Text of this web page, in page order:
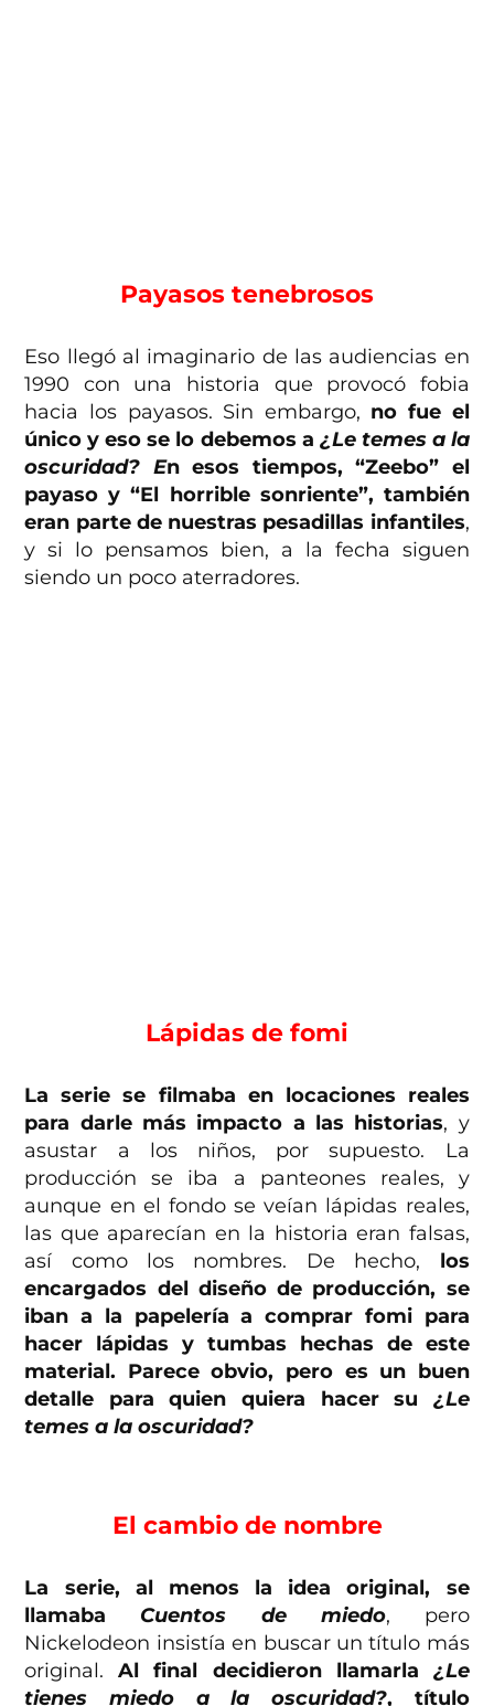
Payasos tenebrosos
Eso llegó al imaginario de las audiencias en
1990 con una historia que provocó fobia
hacia los payasos. Sin embargo, no fue el
único y eso se lo debemos a ¿Le temes a la
oscuridad? En esos tiempos, “Zeebo” el
payaso y “El horrible sonriente”, también
eran parte de nuestras pesadillas infantiles,
y si lo pensamos bien, a la fecha siguen
siendo un poco aterradores.
Lápidas de fomi
La serie se filmaba en locaciones reales
para darle más impacto a las historias, y
asustar a los niños, por supuesto. La
producción se iba a panteones reales, y
aunque en el fondo se veían lápidas reales,
las que aparecían en la historia eran falsas,
así como los nombres. De hecho, los
encargados del diseño de producción, se
iban a la papelería a comprar fomi para
hacer lápidas y tumbas hechas de este
material. Parece obvio, pero es un buen
detalle para quien quiera hacer su ¿Le
temes a la oscuridad?
El cambio de nombre
La serie, al menos la idea original, se
llamaba Cuentos de miedo, pero
Nickelodeon insistía en buscar un título más
original. Al final decidieron llamarla ¿Le
tienes miedo a la oscuridad?, título